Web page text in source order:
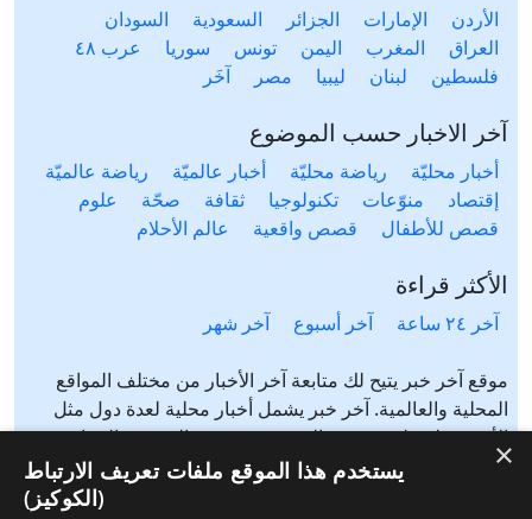
الأردن الإمارات الجزائر السعودية
السودان
العراق
المغرب اليمن تونس سوريا
عرب ٤٨
فلسطين
لبنان ليبيا مصر آخَر
آخر الاخبار حسب الموضوع
أخبار محليّة رياضة محليّة أخبار عالميّة
رياضة عالميّة
إقتصاد
منوّعات تكنولوجيا ثقافة صحّة
علوم
قصص للأطفال
قصص واقعية عالم الأحلام
الأكثر قراءة
آخر ٢٤ ساعة آخر أسبوع آخر شهر
موقع آخر خبر يتيح لك متابعة آخر الأخبار من مختلف المواقع
المحلية والعالمية. آخر خبر يشمل أخبار محلية لعدة دول مثل
الأردن، فلسطين، مصر، السعودية، تونس، المغرب، الجزائر،
عرب ٤٨، لبنان، العراق، اليمن وغيرها آخر خبر يتيح متابعة أخبار
من شتى المواضيع مثل: أخبار محلية، أخبار عالمية، رياضة،
×
يستخدم هذا الموقع ملفات تعريف الارتباط
(الكوكيز)